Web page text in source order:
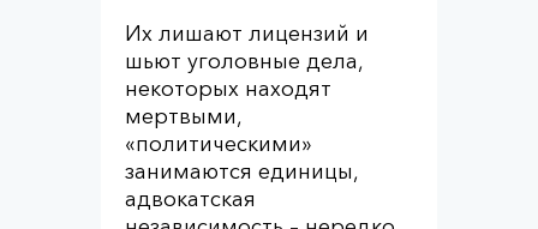
Их лишают лицензий и
шьют уголовные дела,
некоторых находят
мертвыми,
«политическими»
занимаются единицы,
адвокатская